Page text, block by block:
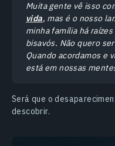
Muita gente vê isso
vida, mas é o nosso
minha família há
bisavós. Não quero
Quando acordamos e
está em nossas
Será que o
descobrir.